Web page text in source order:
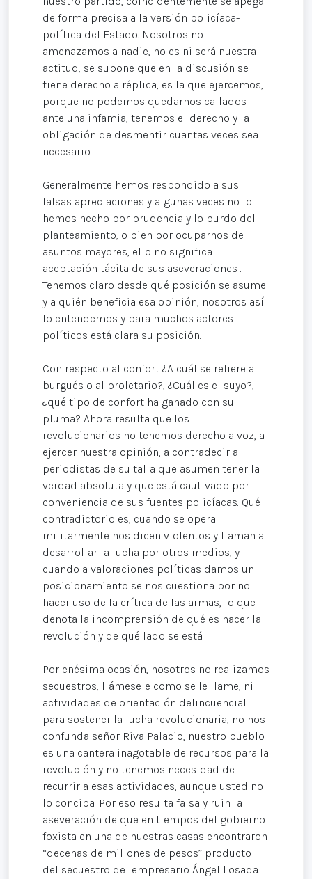
de forma precisa a la versión policíaca-
política del Estado. Nosotros no
amenazamos a nadie, no es ni será nuestra
actitud, se supone que en la discusión se
tiene derecho a réplica, es la que ejercemos,
porque no podemos quedarnos callados
ante una infamia, tenemos el derecho y la
obligación de desmentir cuantas veces sea
necesario.
Generalmente hemos respondido a sus
falsas apreciaciones y algunas veces no lo
hemos hecho por prudencia y lo burdo del
planteamiento, o bien por ocuparnos de
asuntos mayores, ello no significa
aceptación tácita de sus aseveraciones .
Tenemos claro desde qué posición se asume
y a quién beneficia esa opinión, nosotros así
lo entendemos y para muchos actores
políticos está clara su posición.
Con respecto al confort ¿A cuál se refiere al
burgués o al proletario?, ¿Cuál es el suyo?,
¿qué tipo de confort ha ganado con su
pluma? Ahora resulta que los
revolucionarios no tenemos derecho a voz, a
ejercer nuestra opinión, a contradecir a
periodistas de su talla que asumen tener la
verdad absoluta y que está cautivado por
conveniencia de sus fuentes policíacas. Qué
contradictorio es, cuando se opera
militarmente nos dicen violentos y llaman a
desarrollar la lucha por otros medios, y
cuando a valoraciones políticas damos un
posicionamiento se nos cuestiona por no
hacer uso de la crítica de las armas, lo que
denota la incomprensión de qué es hacer la
revolución y de qué lado se está.
Por enésima ocasión, nosotros no realizamos
secuestros, llámesele como se le llame, ni
actividades de orientación delincuencial
para sostener la lucha revolucionaria, no nos
confunda señor Riva Palacio, nuestro pueblo
es una cantera inagotable de recursos para la
revolución y no tenemos necesidad de
recurrir a esas actividades, aunque usted no
lo conciba. Por eso resulta falsa y ruin la
aseveración de que en tiempos del gobierno
foxista en una de nuestras casas encontraron
“decenas de millones de pesos” producto
del secuestro del empresario Ángel Losada.